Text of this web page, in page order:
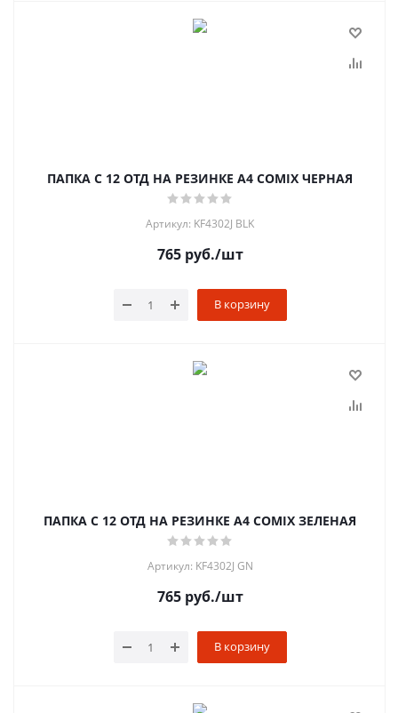
ПАПКА С 12 ОТД НА РЕЗИНКЕ A4 COMIX ЧЕРНАЯ
Артикул: KF4302J BLK
765руб./шт
В корзину
ПАПКА С 12 ОТД НА РЕЗИНКЕ A4 COMIX ЗЕЛЕНАЯ
Артикул: KF4302J GN
765руб./шт
В корзину